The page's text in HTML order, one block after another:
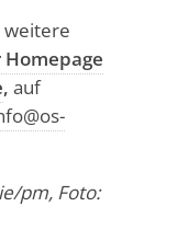
weitere
, auf
pm, Foto: